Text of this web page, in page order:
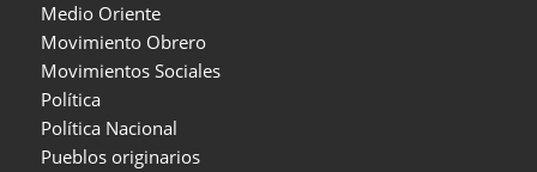
Medio Oriente
Movimiento Obrero
Movimientos Sociales
Política
Política Nacional
Pueblos originarios